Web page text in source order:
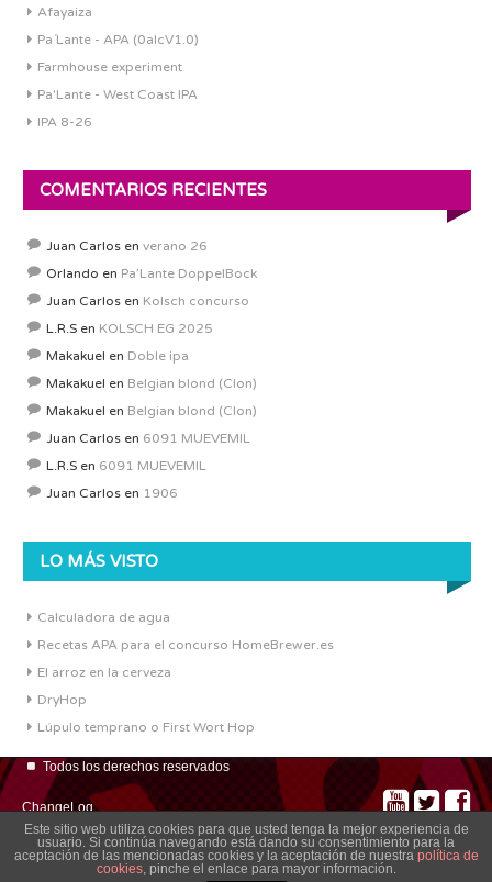
Afayaiza
Pa´Lante - APA (0alcV1.0)
Farmhouse experiment
Pa'Lante - West Coast IPA
IPA 8-26
COMENTARIOS RECIENTES
Juan Carlos en verano 26
Orlando en Pa’Lante DoppelBock
Juan Carlos en Kolsch concurso
L.R.S en KOLSCH EG 2025
Makakuel en Doble ipa
Makakuel en Belgian blond (Clon)
Makakuel en Belgian blond (Clon)
Juan Carlos en 6091 MUEVEMIL
L.R.S en 6091 MUEVEMIL
Juan Carlos en 1906
LO MÁS VISTO
Calculadora de agua
Recetas APA para el concurso HomeBrewer.es
El arroz en la cerveza
DryHop
Lúpulo temprano o First Wort Hop
Todos los derechos reservados
ChangeLog
Este sitio web utiliza cookies para que usted tenga la mejor experiencia de
usuario. Si continúa navegando está dando su consentimiento para la
aceptación de las mencionadas cookies y la aceptación de nuestra política de
cookies, pinche el enlace para mayor información.